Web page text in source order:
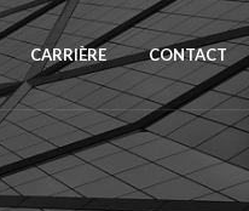
CARRIÈRE CONTACT